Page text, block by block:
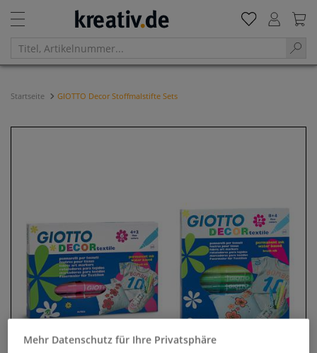
Startseite GIOTTO Decor Stoffmalstifte Sets
Mehr Datenschutz für Ihre Privatsphäre